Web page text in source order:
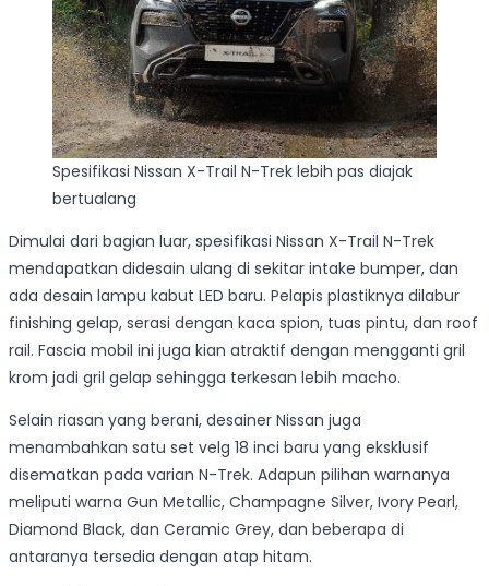
Spesifikasi Nissan X-Trail N-Trek lebih pas diajak
bertualang
Dimulai dari bagian luar, spesifikasi Nissan X-Trail N-Trek
mendapatkan didesain ulang di sekitar intake bumper, dan
ada desain lampu kabut LED baru. Pelapis plastiknya dilabur
finishing gelap, serasi dengan kaca spion, tuas pintu, dan roof
rail. Fascia mobil ini juga kian atraktif dengan mengganti gril
krom jadi gril gelap sehingga terkesan lebih macho.
Selain riasan yang berani, desainer Nissan juga
menambahkan satu set velg 18 inci baru yang eksklusif
disematkan pada varian N-Trek. Adapun pilihan warnanya
meliputi warna Gun Metallic, Champagne Silver, Ivory Pearl,
Diamond Black, dan Ceramic Grey, dan beberapa di
antaranya tersedia dengan atap hitam.